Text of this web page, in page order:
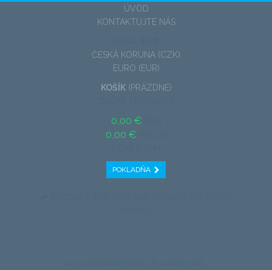
ÚVOD
KONTAKTUJTE NÁS
ČESKÁ KORUNA (CZK)
EURO (EUR)
KOŠÍK (PRÁZDNE)
0,00 €
0,00 €
POKLADŇA